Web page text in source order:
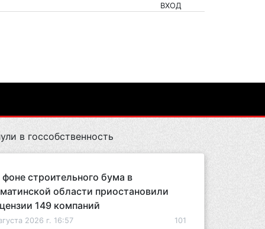
ВХОД
в госсобственность
строительного бума в
области приостановили
149 компаний
2026 г. 16:57 101